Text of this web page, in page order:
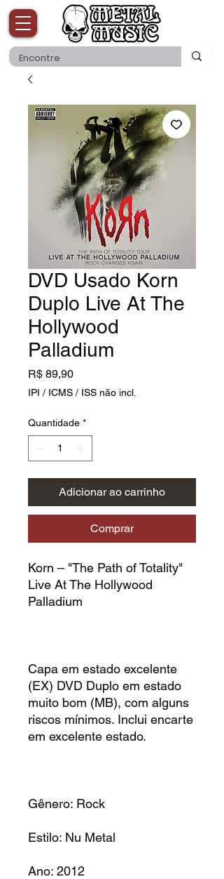
DVD Usado Korn
Duplo Live At The
Hollywood
Palladium
R$ 89,90Preço
IPI / ICMS / ISS não incl.
Quantidade *
Adicionar ao carrinho
Comprar
Korn – "The Path of Totality"
Live At The Hollywood
Palladium
Capa em estado excelente
(EX) DVD Duplo em estado
muito bom (MB), com alguns
riscos mínimos. Inclui encarte
em excelente estado.
Gênero: Rock
Estilo: Nu Metal
Ano: 2012